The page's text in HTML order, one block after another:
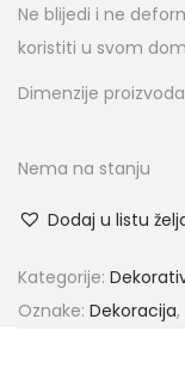
Ne blijedi i ne
koristiti u svom
Dimenzije
Nema na stanju
Dodaj u listu
Kategorije:
Oznake: Dekoracija,